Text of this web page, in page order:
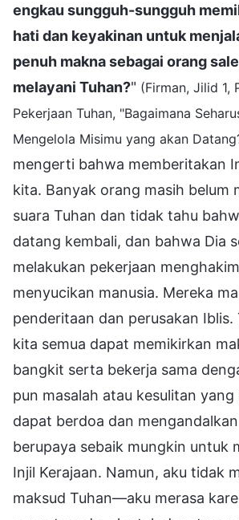
engkau sungguh-sungguh
hati dan keyakinan untuk
penuh makna sebagai orang
melayani Tuhan?" (Firman, Jilid 1,
Pekerjaan Tuhan, "Bagaimana
Mengelola Misimu yang akan
mengerti bahwa memberitakan
kita. Banyak orang masih belum
suara Tuhan dan tidak tahu
datang kembali, dan bahwa Dia
melakukan pekerjaan
menyucikan manusia. Mereka
penderitaan dan perusakan Iblis.
kita semua dapat memikirkan
bangkit serta bekerja sama
pun masalah atau kesulitan
dapat berdoa dan
berupaya sebaik mungkin untuk
Injil Kerajaan. Namun, aku tidak
maksud Tuhan—aku merasa